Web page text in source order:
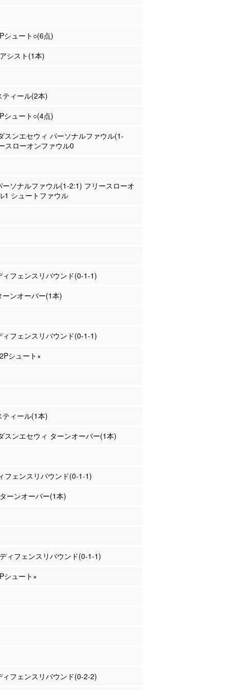
シュート○(6点)
シスト(1本)
ィール(2本)
シュート○(4点)
スンエセウィ パーソナルファウル(1-
スローオンファウル0
ーソナルファウル(1-2:1) フリースローオ
1 シュートファウル
ィフェンスリバウンド(0-1-1)
ンオーバー(1本)
ィフェンスリバウンド(0-1-1)
シュート×
ィール(1本)
スンエセウィ ターンオーバー(1本)
フェンスリバウンド(0-1-1)
ーンオーバー(1本)
ィフェンスリバウンド(0-1-1)
シュート×
ィフェンスリバウンド(0-2-2)